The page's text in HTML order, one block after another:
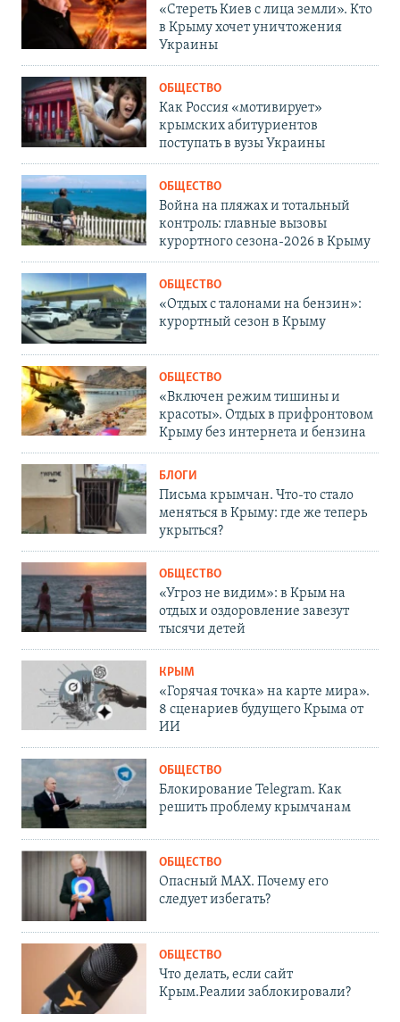
«Стереть Киев с лица земли». Кто
в Крыму хочет уничтожения
Украины
ОБЩЕСТВО
Как Россия «мотивирует»
крымских абитуриентов
поступать в вузы Украины
ОБЩЕСТВО
Война на пляжах и тотальный
контроль: главные вызовы
курортного сезона-2026 в Крыму
ОБЩЕСТВО
«Отдых с талонами на бензин»:
курортный сезон в Крыму
ОБЩЕСТВО
«Включен режим тишины и
красоты». Отдых в прифронтовом
Крыму без интернета и бензина
БЛОГИ
Письма крымчан. Что-то стало
меняться в Крыму: где же теперь
укрыться?
ОБЩЕСТВО
«Угроз не видим»: в Крым на
отдых и оздоровление завезут
тысячи детей
КРЫМ
«Горячая точка» на карте мира».
8 сценариев будущего Крыма от
ИИ
ОБЩЕСТВО
Блокирование Telegram. Как
решить проблему крымчанам
ОБЩЕСТВО
Опасный MAX. Почему его
следует избегать?
ОБЩЕСТВО
Что делать, если сайт
Крым.Реалии заблокировали?